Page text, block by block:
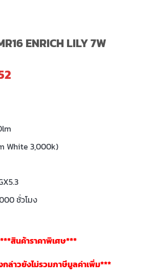
ENRICH LILY 7W
White 3,000k)
ชั่วโมง
***สินค้าราคาพิเศษ***
กล่าวยังไม่รวมภาษีมูลค่าเพิ่ม***